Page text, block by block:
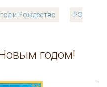
и Рождество
РФ
годом!